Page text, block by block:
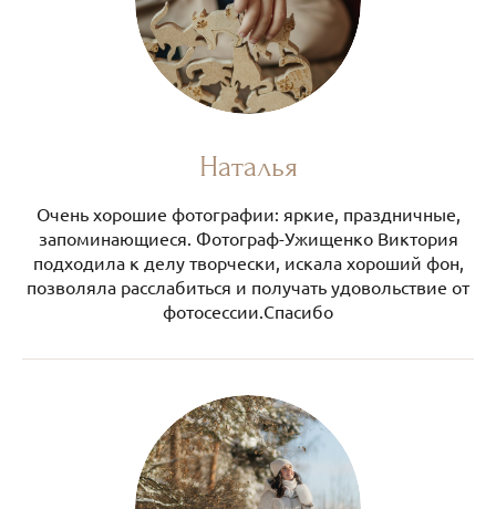
Наталья
Очень хорошие фотографии: яркие, праздничные,
запоминающиеся. Фотограф-Ужищенко Виктория
подходила к делу творчески, искала хороший фон,
позволяла расслабиться и получать удовольствие от
фотосессии.Спасибо